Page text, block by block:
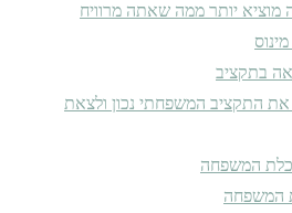
יותר ממה שאתה מרוויח
בתקציב
את התקציב המשפחתי נכון ולצאת
המשפחה